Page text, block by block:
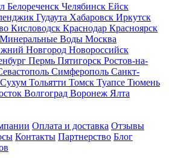
Белореченск Челябинск Ейск
Гудаута Хабаровск Иркутск
Кисловодск Краснодар Красноярск
Минеральные Воды Москва
Новгород Новороссийск
Пермь Пятигорск Ростов-на-
Симферополь Санкт-
Сухум Тольятти Томск Туапсе Тюмень
Волгоград Воронеж Ялта
Оплата и доставка Отзывы
Контакты Партнерство Блог